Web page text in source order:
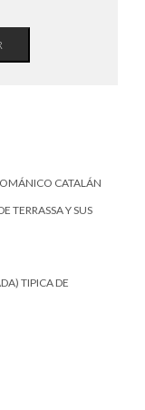
CATALÁN
TERRASSA Y SUS
TIPICA DE